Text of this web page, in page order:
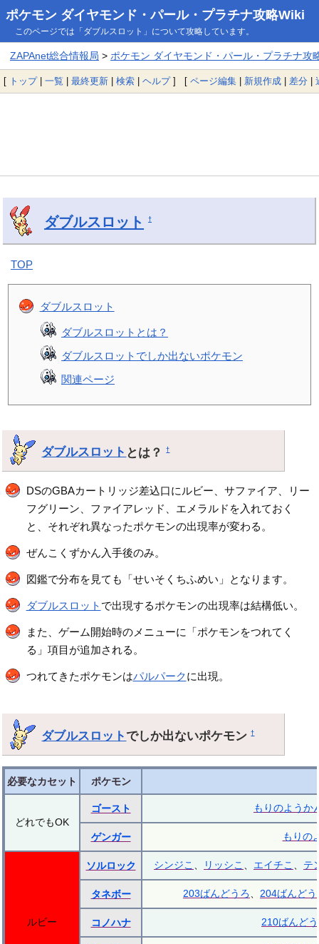
ポケモン ダイヤモンド・パール・プラチナ攻略Wiki
このページでは「ダブルスロット」について攻略しています。
ZAPAnet総合情報局 > ポケモン ダイヤモンド・パール・プラチナ攻
[ トップ| 一覧 | 最終更新 | 検索 | ヘルプ] [ ページ編集 | 新規作成 | 差分 |
ダブルスロット †
TOP
ダブルスロット
ダブルスロットとは？
ダブルスロットでしか出ないポケモン
関連ページ
ダブルスロット とは？†
DSのGBAカートリッジ差込口にルビー、サファイア、リー
フグリーン、ファイアレッド、エメラルドを入れておく
と、それぞれ異なったポケモンの出現率が変わる。
ぜんこくずかん入手後のみ。
図鑑で分布を見ても「せいそくちふめい」となります。
ダブルスロット で出現するポケモンの出現率は結構低い。
また、ゲーム開始時のメニューに「ポケモンをつれてく
る」項目が追加される。
つれてきたポケモンはパルパークに出現。
ダブルスロットでしか出ないポケモン†
必要なカセット ポケモン
どれでもOK
ゴースト もりのようか
ゲンガー もりの
ルビー
ソルロック シンジこ リッシこ エイチこ テ
タネボー 203ばんどうろ 204ばんどう
コノハナ 210ばんど